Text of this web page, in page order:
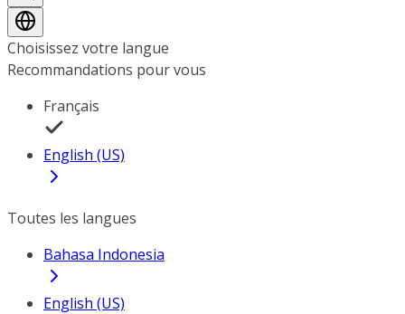
Choisissez votre langue
Recommandations pour vous
Français
English (US)
Toutes les langues
Bahasa Indonesia
English (US)